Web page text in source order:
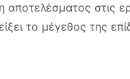
στις
το μέγεθος της